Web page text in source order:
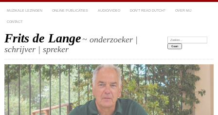
MUZIKALE LEZINGEN ONLINE PUBLICATIES AUDIO/VIDEO DON’T READ DUTCH? OVER MIJ
CONTACT
Frits de Lange~ onderzoeker |
schrijver | spreker
Zoeken: